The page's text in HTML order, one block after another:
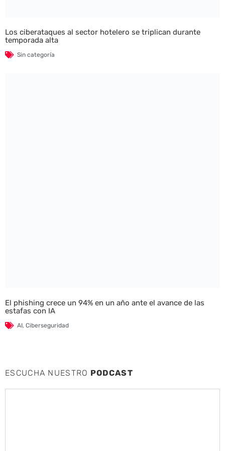
Los ciberataques al sector hotelero se triplican durante
temporada alta
Sin categoría
El phishing crece un 94% en un año ante el avance de las
estafas con IA
AI, Ciberseguridad
ESCUCHA NUESTRO PODCAST